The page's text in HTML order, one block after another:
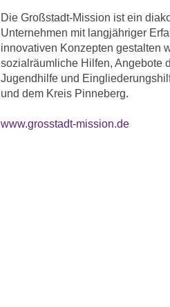
Die Großstadt-Mission ist ein
Unternehmen mit langjähriger
innovativen Konzepten gestalten
sozialräumliche Hilfen, Angebote
Jugendhilfe und
und dem Kreis Pinneberg.
www.grosstadt-mission.de